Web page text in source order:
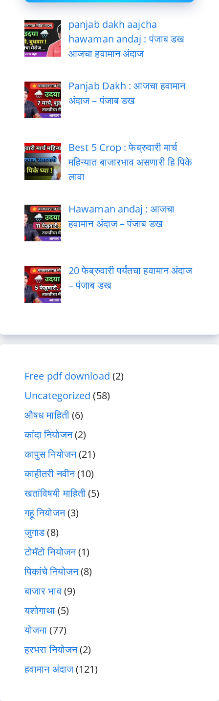
panjab dakh aajcha
hawaman andaj : पंजाब डख
आजचा हवामान अंदाज
Panjab Dakh : आजचा हवामान
अंदाज – पंजाब डख
Best 5 Crop : फेब्रुवारी मार्च
महिन्यात बाजारभाव असणारी हि पिके
लावा
Hawaman andaj : आजचा
हवामान अंदाज – पंजाब डख
20 फेब्रुवारी पर्यंतचा हवामान अंदाज
– पंजाब डख
Free pdf download (2)
Uncategorized (58)
औषध माहिती(6)
कांदा नियोजन(2)
कापुस नियोजन(21)
काहीतरी नवीन(10)
खतांविषयी माहिती(5)
गहू नियोजन(3)
जुगाड(8)
टोमॅटो नियोजन(1)
पिकांचे नियोजन(8)
बाजार भाव(9)
यशोगाथा (5)
योजना(77)
हरभरा नियोजन(2)
हवामान अंदाज(121)